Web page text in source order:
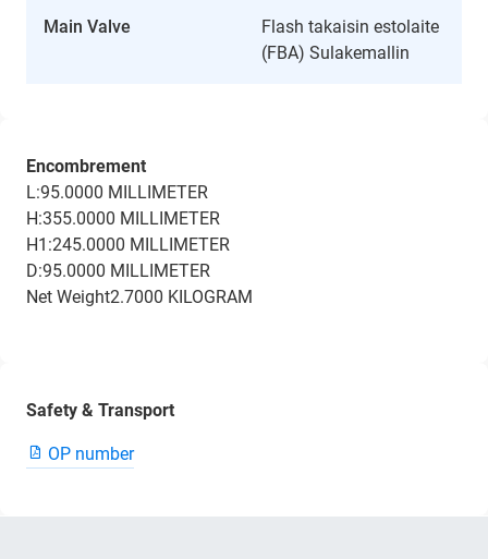
Main Valve
Flash takaisin estolaite
(FBA) Sulakemallin
Encombrement
L:95.0000 MILLIMETER
H:355.0000 MILLIMETER
H1:245.0000 MILLIMETER
D:95.0000 MILLIMETER
Net Weight2.7000 KILOGRAM
Safety & Transport
OP number